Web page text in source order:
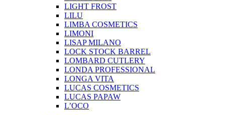
LIGHT FROST
LILU
LIMBA COSMETICS
LIMONI
LISAP MILANO
LOCK STOCK BARREL
LOMBARD CUTLERY
LONDA PROFESSIONAL
LONGA VITA
LUCAS COSMETICS
LUCAS PAPAW
L’OCO